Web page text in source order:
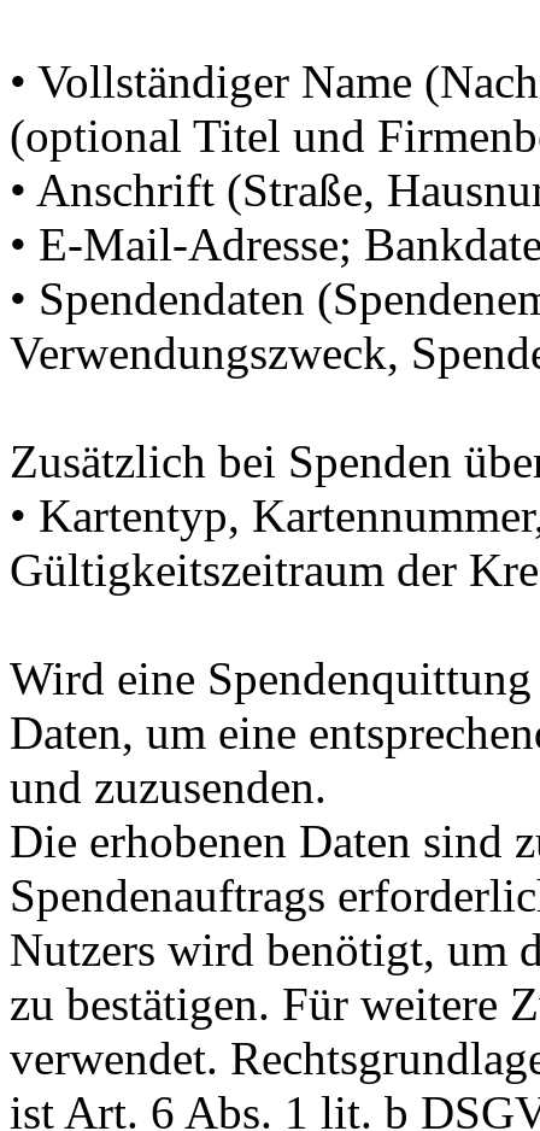
• Vollständiger Name
(optional Titel und
• Anschrift (Straße,
• E-Mail-Adresse;
• Spendendaten
Verwendungszweck,
Zusätzlich bei Spenden
• Kartentyp,
Gültigkeitszeitraum der
Wird eine
Daten, um eine
und zuzusenden.
Die erhobenen Daten sind
Spendenauftrags
Nutzers wird benötigt, um
zu bestätigen. Für weitere
verwendet.
ist Art. 6 Abs. 1 lit. b